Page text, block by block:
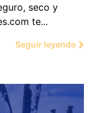
seco y
te...
Seguir leyendo